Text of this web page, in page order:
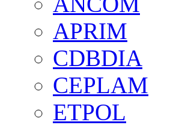
APRIM
CDBDIA
CEPLAM
ETPOL